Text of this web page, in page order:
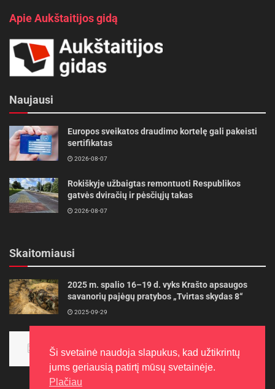
Apie Aukštaitijos gidą
Naujausi
Europos sveikatos draudimo kortelę gali pakeisti
sertifikatas
2026-08-07
Rokiškyje užbaigtas remontuoti Respublikos
gatvės dviračių ir pėsčiųjų takas
2026-08-07
Skaitomiausi
2025 m. spalio 16–19 d. vyks Krašto apsaugos
savanorių pajėgų pratybos „Tvirtas skydas 8“
2025-09-29
aukso
2015-10-30
Ši svetainė naudoja slapukus, kad užtikrintų
jums geriausią patirtį mūsų svetainėje.
Plačiau